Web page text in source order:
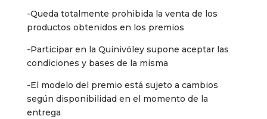
-Queda totalmente prohibida la venta de los
productos obtenidos en los premios
-Participar en la Quinivóley supone aceptar las
condiciones y bases de la misma
-El modelo del premio está sujeto a cambios
según disponibilidad en el momento de la
entrega